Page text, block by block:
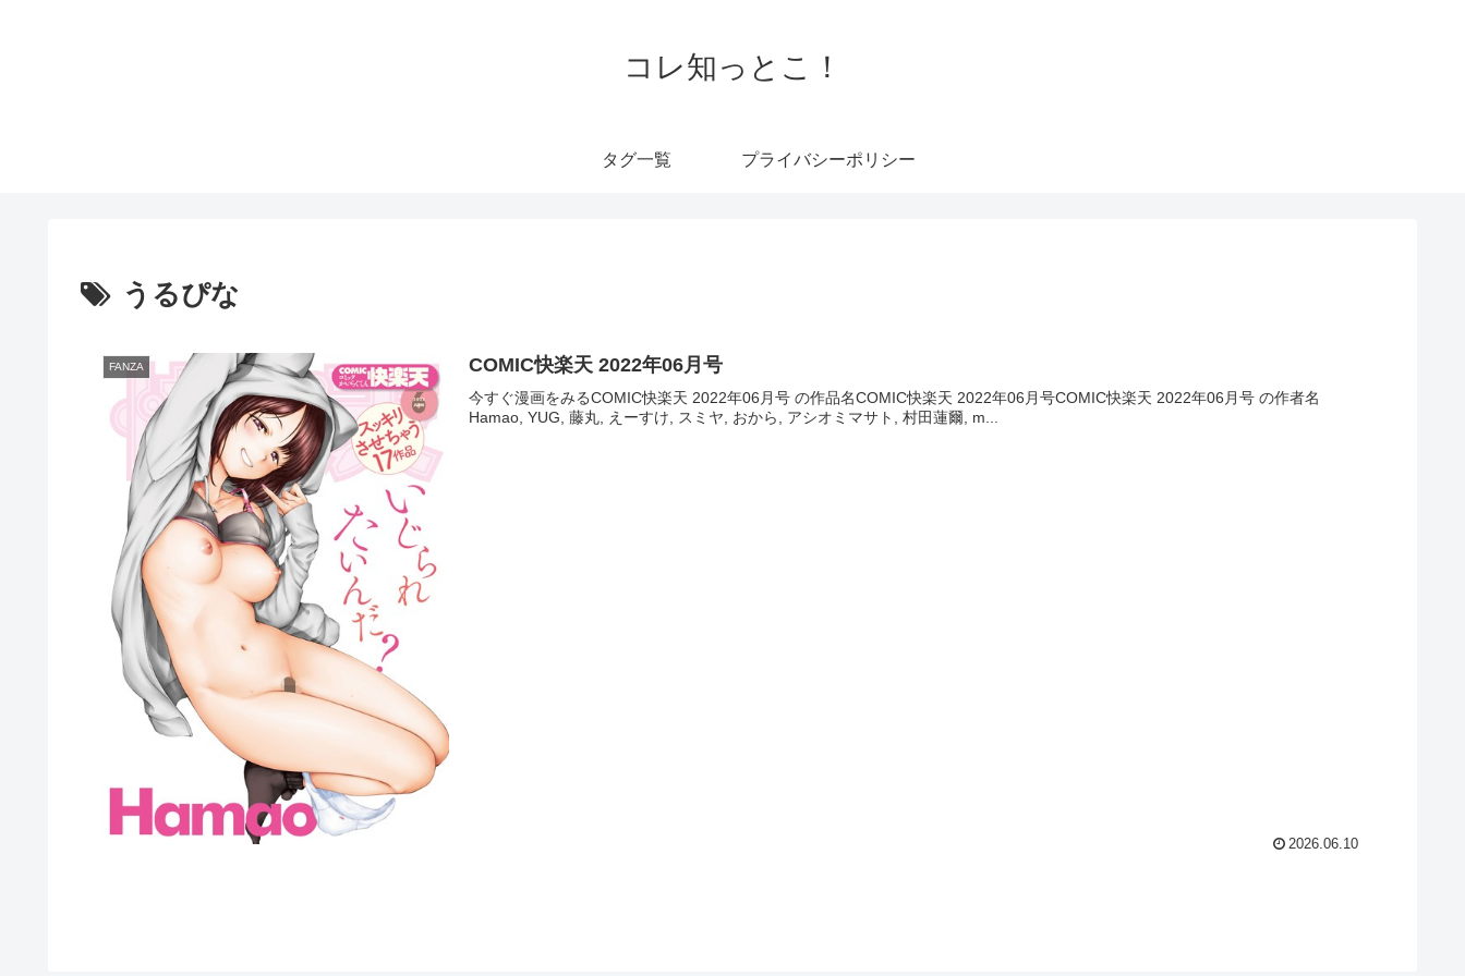
コレ知っとこ！
タグ一覧 プライバシーポリシー
うるぴな
FANZA COMIC快楽天 2022年06月号
今すぐ漫画をみるCOMIC快楽天 2022年06月号 の作品名COMIC快楽天 2022年06月号COMIC快楽天 2022年06月号 の作者名
Hamao, YUG, 藤丸, えーすけ, スミヤ, おから, アシオミマサト, 村田蓮爾, m...
2026.06.10